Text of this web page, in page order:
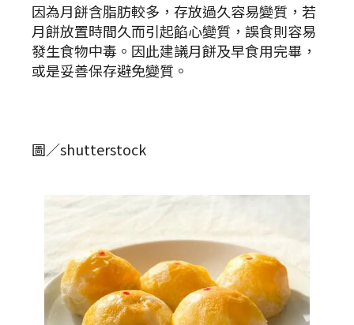
因為月​​餅含脂肪較多，存放過久容易變質，若
月餅放置時間久而引起餡心變質，誤食則容易
發生食物中毒。因此建議月餅及早食用完畢，
或是妥善保存避免變質。
圖／shutterstock